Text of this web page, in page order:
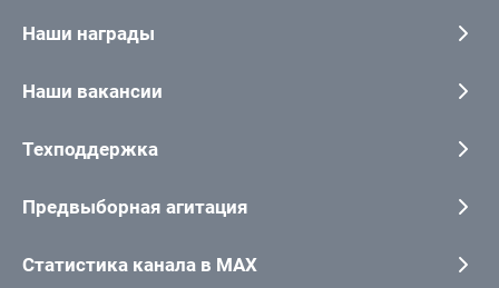
Наши награды
Наши вакансии
Техподдержка
Предвыборная агитация
Статистика канала в MAX